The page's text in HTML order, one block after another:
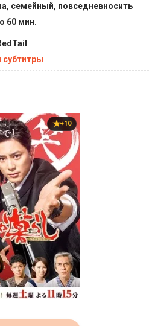
семейный, повседневносить
60 мин.
субтитры
+10